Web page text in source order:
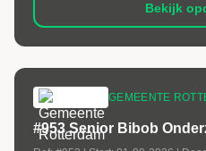
Bekijk
GEMEENTE
#953 Senior Bibob